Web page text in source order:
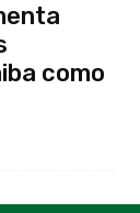
como